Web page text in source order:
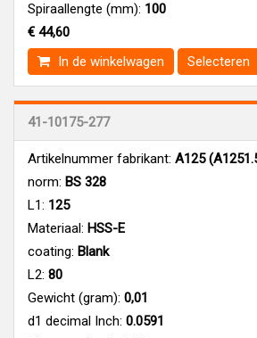
Spiraallengte (mm): 100
€ 44,60
In de winkelwagen
Selecteren
41-10175-277
Artikelnummer fabrikant: A125
norm: BS 328
L1: 125
Materiaal: HSS-E
coating: Blank
L2: 80
Gewicht (gram): 0,01
d1 decimal Inch: 0.0591